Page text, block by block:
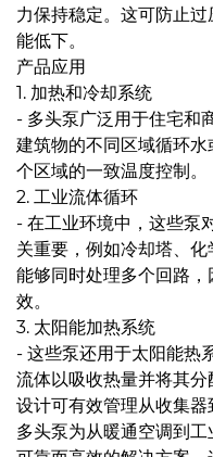
力保持稳定。这可防止
能低下。
产品应用
1. 加热和冷却系统
- 多头泵广泛用于住宅和
建筑物的不同区域循环
个区域的一致温度控制。
2. 工业流体循环
- 在工业环境中，这些泵
关重要，例如冷却塔、
能够同时处理多个回路
效。
3. 太阳能加热系统
- 这些泵还用于太阳能热
流体以吸收热量并将其
设计可有效管理从收集器
多头泵为从暖通空调到